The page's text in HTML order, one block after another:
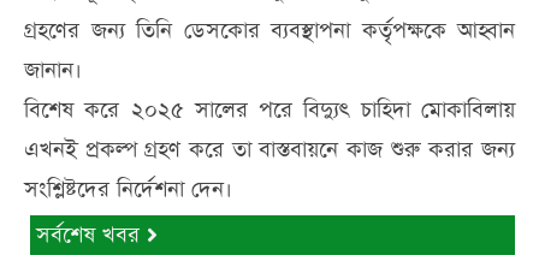
গ্রহণের জন্য তিনি ডেসকোর ব্যবস্থাপনা কর্তৃপক্ষকে আহ্বান
জানান।
বিশেষ করে ২০২৫ সালের পরে বিদ্যুৎ চাহিদা মোকাবিলায়
এখনই প্রকল্প গ্রহণ করে তা বাস্তবায়নে কাজ শুরু করার জন্য
সংশ্লিষ্টদের নির্দেশনা দেন।
সর্বশেষ খবর